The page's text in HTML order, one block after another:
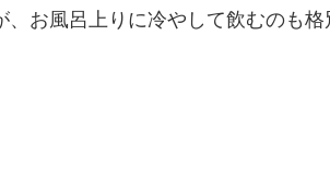
お風呂上りに冷やして飲むのも格